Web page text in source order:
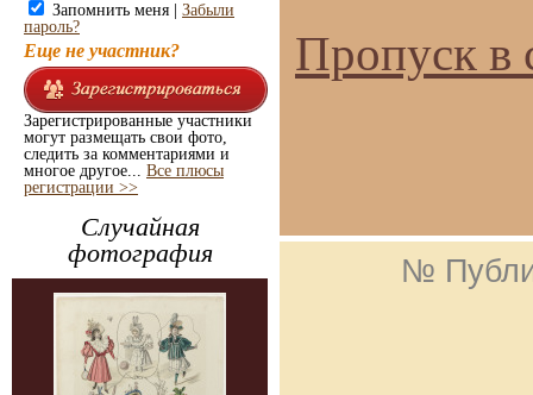
Запомнить меня | Забыли
пароль?
Еще не участник?
Зарегистрированные участники
могут размещать свои фото,
следить за комментариями и
многое другое... Все плюсы
регистрации >>
Случайная
фотография
Пропуск в
№